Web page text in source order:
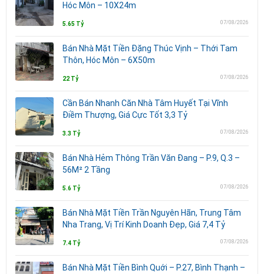
Hóc Môn – 10X24m
5.65 Tỷ 07/08/2026
Bán Nhà Mặt Tiền Đặng Thúc Vịnh – Thới Tam
Thôn, Hóc Môn – 6X50m
22 Tỷ 07/08/2026
Cần Bán Nhanh Căn Nhà Tâm Huyết Tại Vĩnh
Điềm Thượng, Giá Cực Tốt 3,3 Tỷ
3.3 Tỷ 07/08/2026
Bán Nhà Hẻm Thông Trần Văn Đang – P.9, Q.3 –
56M² 2 Tầng
5.6 Tỷ 07/08/2026
Bán Nhà Mặt Tiền Trần Nguyên Hãn, Trung Tâm
Nha Trang, Vị Trí Kinh Doanh Đẹp, Giá 7,4 Tỷ
7.4 Tỷ 07/08/2026
Bán Nhà Mặt Tiền Bình Quới – P.27, Bình Thạnh –